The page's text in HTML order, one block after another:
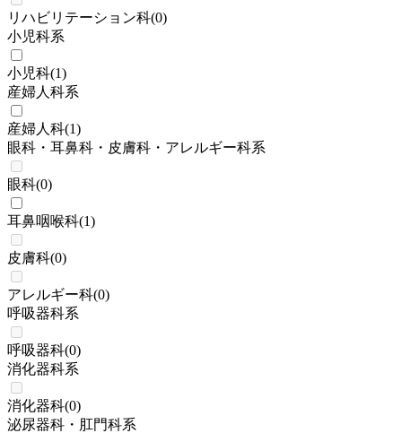
リハビリテーション科(0)
小児科系
小児科(1)
産婦人科系
産婦人科(1)
眼科・耳鼻科・皮膚科・アレルギー科系
眼科(0)
耳鼻咽喉科(1)
皮膚科(0)
アレルギー科(0)
呼吸器科系
呼吸器科(0)
消化器科系
消化器科(0)
泌尿器科・肛門科系